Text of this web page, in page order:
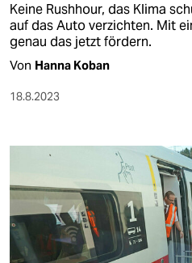
wahrheit
verlag
verlag
fragen & hilfe
unterstützen
abo
Keine Rushhour, das Klima
auf das Auto verzichten. Mit
genau das jetzt fördern.
Von Hanna Koban
18.8.2023